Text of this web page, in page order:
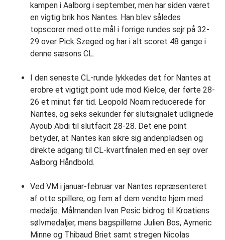
kampen i Aalborg i september, men har siden været
en vigtig brik hos Nantes. Han blev således
topscorer med otte mål i forrige rundes sejr på 32-
29 over Pick Szeged og har i alt scoret 48 gange i
denne sæsons CL.
I den seneste CL-runde lykkedes det for Nantes at
erobre et vigtigt point ude mod Kielce, der førte 28-
26 et minut før tid. Leopold Noam reducerede for
Nantes, og seks sekunder før slutsignalet udlignede
Ayoub Abdi til slutfacit 28-28. Det ene point
betyder, at Nantes kan sikre sig andenpladsen og
direkte adgang til CL-kvartfinalen med en sejr over
Aalborg Håndbold.
Ved VM i januar-februar var Nantes repræsenteret
af otte spillere, og fem af dem vendte hjem med
medalje. Målmanden Ivan Pesic bidrog til Kroatiens
sølvmedaljer, mens bagspillerne Julien Bos, Aymeric
Minne og Thibaud Briet samt stregen Nicolas